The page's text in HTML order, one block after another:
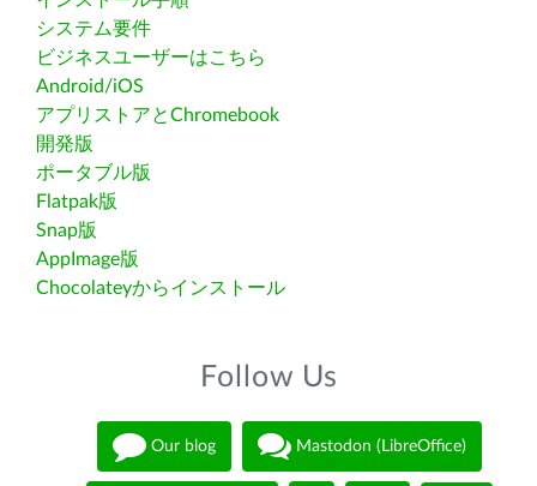
システム要件
ビジネスユーザーはこちら
Android/iOS
アプリストアとChromebook
開発版
ポータブル版
Flatpak版
Snap版
AppImage版
Chocolateyからインストール
Follow Us
Our blog Mastodon (LibreOffice)